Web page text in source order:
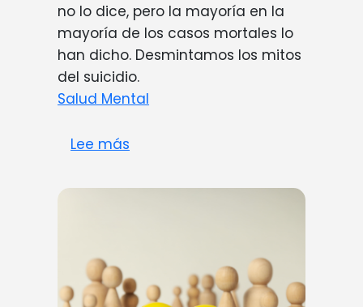
no lo dice, pero la mayoría en la
mayoría de los casos mortales lo
han dicho. Desmintamos los mitos
del suicidio.
Salud Mental
Lee más